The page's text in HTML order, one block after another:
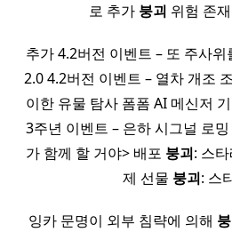
로 추가 붕괴 위험 존재
추가 4.2버전 이벤트 – 또 주사
2.0 4.2버전 이벤트 – 열차 개조
이한 유물 탐사 폼폼 AI 메신저
3주년 이벤트 – 은하 시그널 로
가 함께 할 거야> 배포 붕괴: 스
제 선물 붕괴: 스
잉카 문명이 외부 침략에 의해